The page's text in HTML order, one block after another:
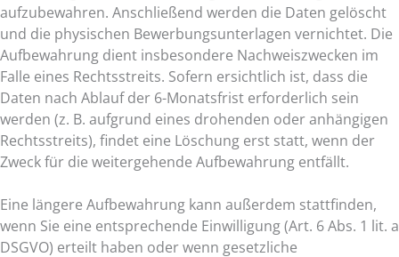
aufzubewahren. Anschließend werden die Daten gelöscht
und die physischen Bewerbungsunterlagen vernichtet. Die
Aufbewahrung dient insbesondere Nachweiszwecken im
Falle eines Rechtsstreits. Sofern ersichtlich ist, dass die
Daten nach Ablauf der 6-Monatsfrist erforderlich sein
werden (z. B. aufgrund eines drohenden oder anhängigen
Rechtsstreits), findet eine Löschung erst statt, wenn der
Zweck für die weitergehende Aufbewahrung entfällt.
Eine längere Aufbewahrung kann außerdem stattfinden,
wenn Sie eine entsprechende Einwilligung (Art. 6 Abs. 1 lit. a
DSGVO) erteilt haben oder wenn gesetzliche